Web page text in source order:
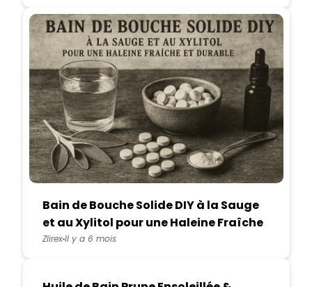
Bain de Bouche Solide DIY à la Sauge
et au Xylitol pour une Haleine Fraîche
et Durable
ZlirexIl y a 6 mois